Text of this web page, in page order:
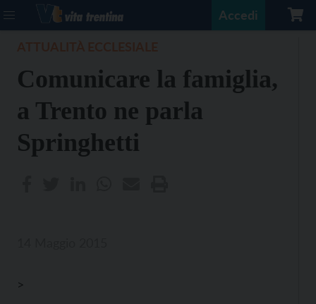
Accedi
Comunicare la famiglia,
a Trento ne parla
Springhetti
>